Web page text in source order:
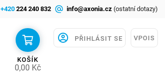
+420 224 240 832 info@axonia.cz (ostatní dotazy)
KOŠÍK
0,00 Kč
PŘIHLÁSIT SE VPOIS